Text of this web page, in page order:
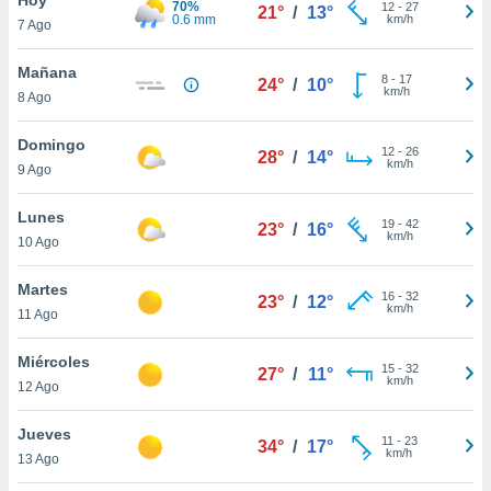
y
en
más
de
7 Ago
70%
0.6 mm
21° / 13° 12- 27
km/h
Mañana
8 Ago
24° / 10° 8- 17
km/h
Domingo
9 Ago
28° / 14° 12- 26
km/h
Lunes
10 Ago
23° / 16° 19- 42
km/h
Martes
11 Ago
23° / 12° 16- 32
km/h
Miércoles
12 Ago
27° / 11° 15- 32
km/h
Jueves
13 Ago
34° / 17° 11 - 23
km/h